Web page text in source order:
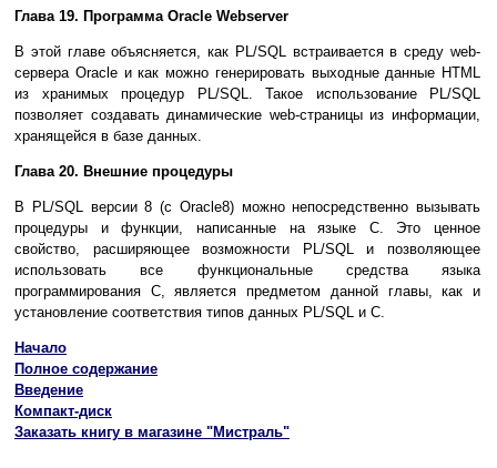
Глава 19. Программа Oracle Webserver
В этой главе объясняется, как PL/SQL встраивается в среду web-
сервера Oracle и как можно генерировать выходные данные HTML
из хранимых процедур PL/SQL. Такое использование PL/SQL
позволяет создавать динамические web-страницы из информации,
хранящейся в базе данных.
Глава 20. Внешние процедуры
В PL/SQL версии 8 (с Oracle8) можно непосредственно вызывать
процедуры и функции, написанные на языке С. Это ценное
свойство, расширяющее возможности PL/SQL и позволяющее
использовать все функциональные средства языка
программирования С, является предметом данной главы, как и
установление соответствия типов данных PL/SQL и С.
Начало
Полное содержание
Введение
Компакт-диск
Заказать книгу в магазине "Мистраль"